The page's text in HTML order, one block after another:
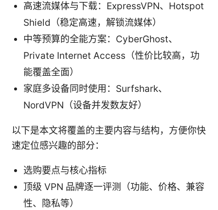
高速流媒体与下载：ExpressVPN、Hotspot
Shield（稳定高速，解锁流媒体）
中等预算的全能方案：CyberGhost、
Private Internet Access（性价比较高，功
能覆盖全面）
家庭多设备同时使用：Surfshark、
NordVPN（设备并发数友好）
以下是本文将覆盖的主要内容与结构，方便你快
速定位感兴趣的部分：
选购要点与核心指标
顶级 VPN 品牌逐一评测（功能、价格、兼容
性、隐私等）